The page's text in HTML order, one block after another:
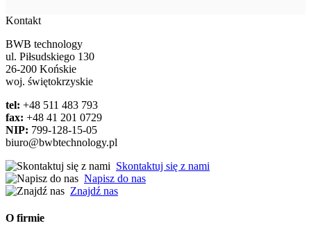
Kontakt
BWB technology
ul. Piłsudskiego 130
26-200 Końskie
woj. świętokrzyskie
tel: +48 511 483 793
fax: +48 41 201 0729
NIP: 799-128-15-05
biuro@bwbtechnology.pl
Skontaktuj się z nami
Napisz do nas
Znajdź nas
O firmie